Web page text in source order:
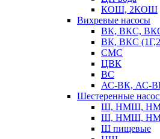
КОШ, 2КОШ
Вихревые насосы
ВК, ВКС,
ВК, ВКС
СМС
ЦВК
ВС
АС-ВК, АС-
Шестеренные
Ш, НМШ,
Ш, НМШ,
Ш пищевые